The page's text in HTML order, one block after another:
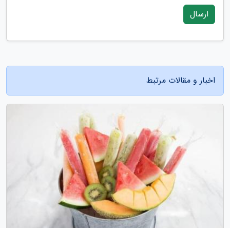
ارسال
اخبار و مقالات مرتبط